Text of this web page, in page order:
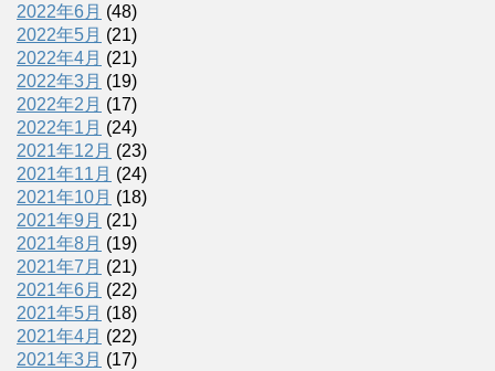
2022年6月 (48)
2022年5月 (21)
2022年4月 (21)
2022年3月 (19)
2022年2月 (17)
2022年1月 (24)
2021年12月 (23)
2021年11月 (24)
2021年10月 (18)
2021年9月 (21)
2021年8月 (19)
2021年7月 (21)
2021年6月 (22)
2021年5月 (18)
2021年4月 (22)
2021年3月 (17)